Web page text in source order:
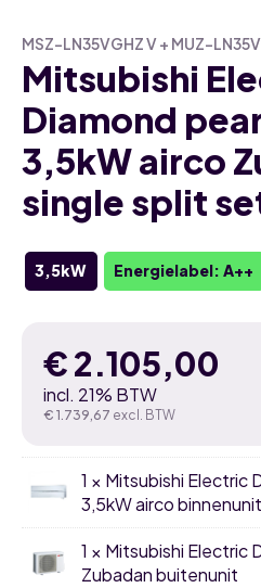
MSZ-LN35VGHZ V + MUZ-
Mitsubishi
Diamond
3,5kW airco
single split
3,5kW Energielabel: A++
€2.105,00
incl. 21% BTW
€ 1.739,67 excl. BTW
1 × Mitsubishi Electric
3,5kW airco binnenunit
1 × Mitsubishi Electric
Zubadan buitenunit